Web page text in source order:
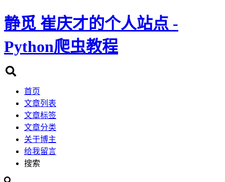
静觅 崔庆才的个人站点 -
Python爬虫教程
首页
文章列表
文章标签
文章分类
关于博主
给我留言
搜索